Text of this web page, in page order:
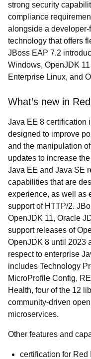
strong security
compliance
alongside a
technology that offers
JBoss EAP 7.2
Windows, OpenJDK
Enterprise Linux, and
What’s new in
Java EE 8 certification
designed to improve
and the manipulation
updates to increase
Java EE and Java SE
capabilities that are
experience, as well as
support of HTTP/2.
OpenJDK 11, Oracle
support releases of
OpenJDK 8 until 2023
respect to enterprise
includes Technology
MicroProfile Config,
Health, four of the 12
community-driven
microservices.
Other features and
certification for Red